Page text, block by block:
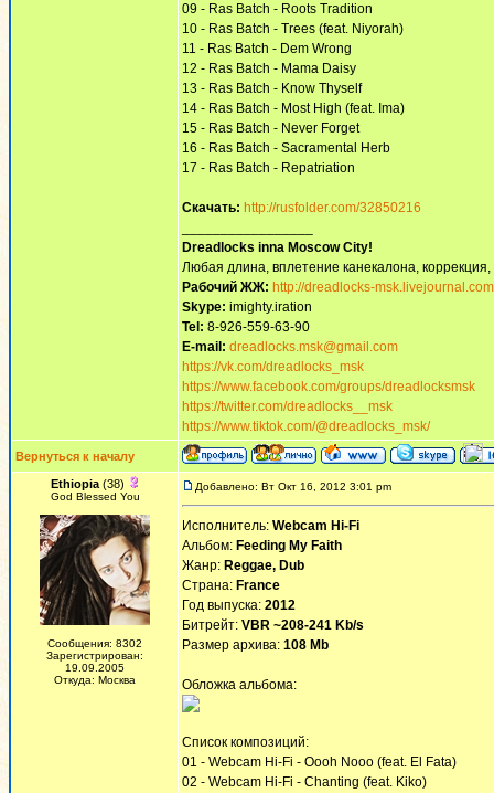
09 - Ras Batch - Roots Tradition
10 - Ras Batch - Trees (feat. Niyorah)
11 - Ras Batch - Dem Wrong
12 - Ras Batch - Mama Daisy
13 - Ras Batch - Know Thyself
14 - Ras Batch - Most High (feat. Ima)
15 - Ras Batch - Never Forget
16 - Ras Batch - Sacramental Herb
17 - Ras Batch - Repatriation
Скачать: http://rusfolder.com/32850216
Dreadlocks inna Moscow Сity!
Любая длина, вплетение канекалона,
Рабочий ЖЖ: http://dreadlocks-
Skype: imighty.iration
Tel: 8-926-559-63-90
E-mail: dreadlocks.msk@gmail.com
https://vk.com/dreadlocks_msk
https://www.facebook.com/groups/dreadlocksmsk
https://twitter.com/dreadlocks__msk
https://www.tiktok.com/@dreadlocks_msk/
Вернуться к началу
Ethiopia(38)
God Blessed You
Сообщения: 8302
Зарегистрирован:
19.09.2005
Откуда: Москва
Добавлено: Вт Окт 16, 2012 3:01 pm
Исполнитель: Webcam Hi-Fi
Альбом: Feeding My Faith
Жанр: Reggae, Dub
Страна: France
Год выпуска: 2012
Битрейт: VBR ~208-241 Kb/s
Размер архива: 108 Mb
Обложка альбома:
Список композиций:
01 - Webcam Hi-Fi - Oooh Nooo (feat. El Fata)
02 - Webcam Hi-Fi - Chanting (feat. Kiko)